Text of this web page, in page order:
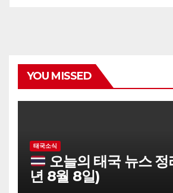
YOU MISSED
태국소식
오늘의 태국 뉴스
년 8월 8일)